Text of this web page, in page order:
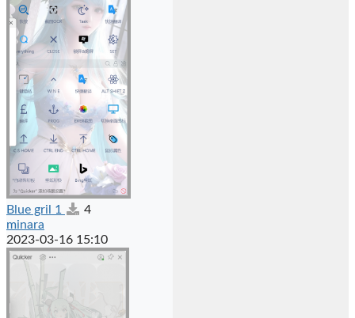
Blue gril 1
4
minara
2023-03-16 15:10